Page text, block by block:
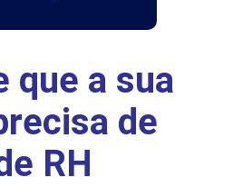
que a sua
de
RH